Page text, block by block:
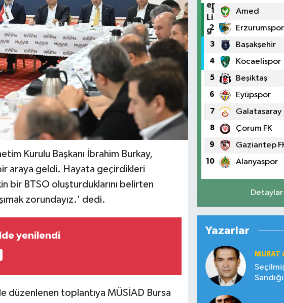
Kurulu Başkanı İbrahim Burkay,
araya geldi. Hayata geçirdikleri
bir BTSO oluşturduklarını belirten
zorundayız.' dedi.
yenilendi
düzenlenen toplantıya MÜSİAD Bursa
1 Amed
2 Erzurumspor
3 Başakşehir
4 Kocaelispor
5 Beşiktaş
6 Eyüpspor
7 Galatasaray
8 Çorum FK
9 Gaziantep
10 Alanyaspor
Detaylar
Yazarlar
MURAT